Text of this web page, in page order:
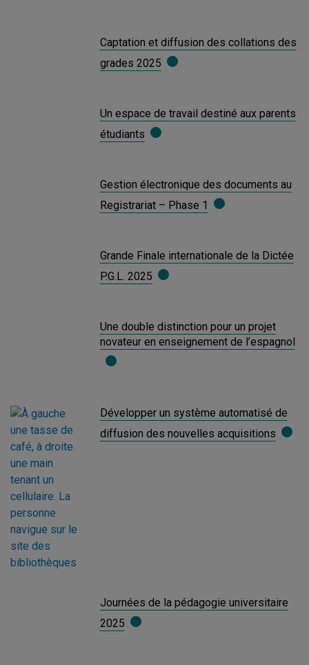
Captation et diffusion des collations des
grades 2025
Un espace de travail destiné aux parents
étudiants
Gestion électronique des documents au
Registrariat – Phase 1
Grande Finale internationale de la Dictée
P.G.L. 2025
Une double distinction pour un projet
novateur en enseignement de l’espagnol
Développer un système automatisé de
diffusion des nouvelles acquisitions
Journées de la pédagogie universitaire
2025